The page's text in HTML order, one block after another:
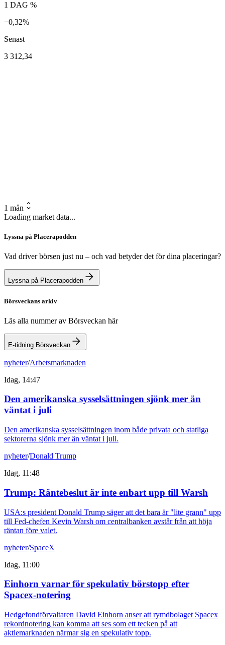
1 DAG %
−0,32%
Senast
3 312,34
1 mån
Loading market data...
Lyssna på Placerapodden
Vad driver börsen just nu – och vad betyder det för dina placeringar?
Lyssna på Placerapodden
Börsveckans arkiv
Läs alla nummer av Börsveckan här
E-tidning Börsveckan
nyheter/Arbetsmarknaden
Idag, 14:47
Den amerikanska sysselsättningen sjönk mer än
väntat i juli
Den amerikanska sysselsättningen inom både privata och statliga
sektorerna sjönk mer än väntat i juli.
nyheter/Donald Trump
Idag, 11:48
Trump: Räntebeslut är inte enbart upp till Warsh
USA:s president Donald Trump säger att det bara är "lite grann" upp
till Fed-chefen Kevin Warsh om centralbanken avstår från att höja
räntan före valet.
nyheter/SpaceX
Idag, 11:00
Einhorn varnar för spekulativ börstopp efter
Spacex-notering
Hedgefondförvaltaren David Einhorn anser att rymdbolaget Spacex
rekordnotering kan komma att ses som ett tecken på att
aktiemarknaden närmar sig en spekulativ topp.